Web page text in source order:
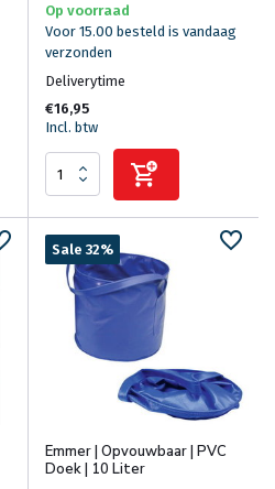
Op voorraad
Voor 15.00 besteld is vandaag
verzonden
Deliverytime
€16,95
Incl. btw
Sale 32%
Emmer | Opvouwbaar | PVC
Doek | 10 Liter